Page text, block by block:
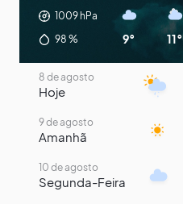
1009 hPa
98 % 9° 11°
8 de agosto
Hoje
9 de agosto
Amanhã
10 de agosto
Segunda-Feira